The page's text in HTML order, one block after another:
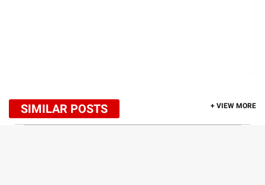
SIMILAR POSTS + VIEW MORE